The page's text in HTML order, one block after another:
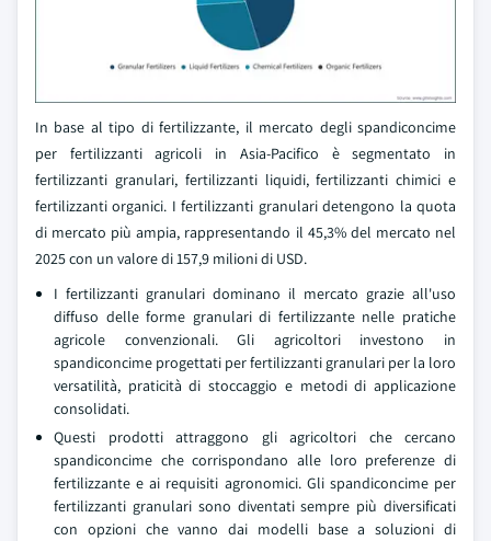
In base al tipo di fertilizzante, il mercato degli spandiconcime
per fertilizzanti agricoli in Asia-Pacifico è segmentato in
fertilizzanti granulari, fertilizzanti liquidi, fertilizzanti chimici e
fertilizzanti organici. I fertilizzanti granulari detengono la quota
di mercato più ampia, rappresentando il 45,3% del mercato nel
2025 con un valore di 157,9 milioni di USD.
I fertilizzanti granulari dominano il mercato grazie all'uso
diffuso delle forme granulari di fertilizzante nelle pratiche
agricole convenzionali. Gli agricoltori investono in
spandiconcime progettati per fertilizzanti granulari per la loro
versatilità, praticità di stoccaggio e metodi di applicazione
consolidati.
Questi prodotti attraggono gli agricoltori che cercano
spandiconcime che corrispondano alle loro preferenze di
fertilizzante e ai requisiti agronomici. Gli spandiconcime per
fertilizzanti granulari sono diventati sempre più diversificati
con opzioni che vanno dai modelli base a soluzioni di